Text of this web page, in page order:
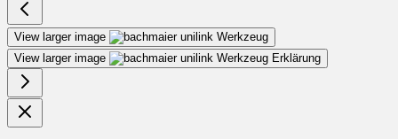
View larger image
View larger image